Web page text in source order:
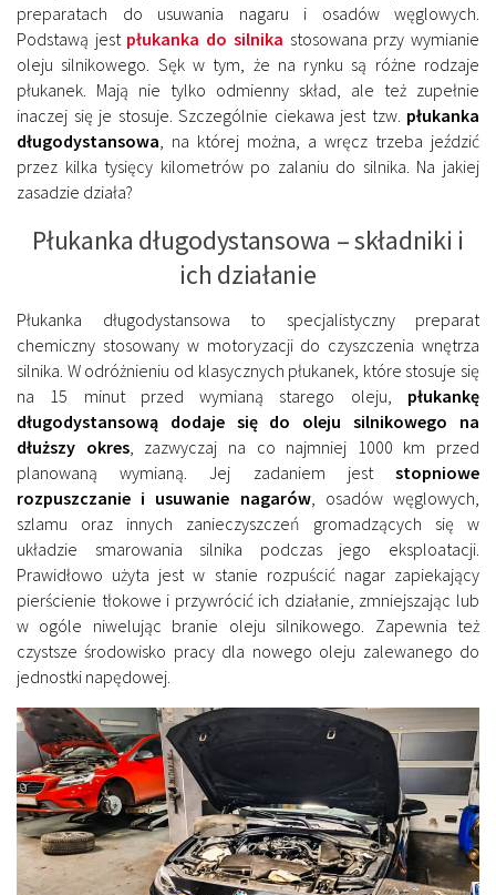
preparatach do usuwania nagaru i osadów węglowych.
Podstawą jest płukanka do silnika stosowana przy wymianie
oleju silnikowego. Sęk w tym, że na rynku są różne rodzaje
płukanek. Mają nie tylko odmienny skład, ale też zupełnie
inaczej się je stosuje. Szczególnie ciekawa jest tzw. płukanka
długodystansowa , na której można, a wręcz trzeba jeździć
przez kilka tysięcy kilometrów po zalaniu do silnika. Na jakiej
zasadzie działa?
Płukanka długodystansowa – składniki i
ich działanie
Płukanka długodystansowa to specjalistyczny preparat
chemiczny stosowany w motoryzacji do czyszczenia wnętrza
silnika. W odróżnieniu od klasycznych płukanek, które stosuje się
na 15 minut przed wymianą starego oleju, płukankę
długodystansową dodaje się do oleju silnikowego na
dłuższy okres, zazwyczaj na co najmniej 1000 km przed
planowaną wymianą. Jej zadaniem jest stopniowe
rozpuszczanie i usuwanie nagarów, osadów węglowych,
szlamu oraz innych zanieczyszczeń gromadzących się w
układzie smarowania silnika podczas jego eksploatacji.
Prawidłowo użyta jest w stanie rozpuścić nagar zapiekający
pierścienie tłokowe i przywrócić ich działanie, zmniejszając lub
w ogóle niwelując branie oleju silnikowego. Zapewnia też
czystsze środowisko pracy dla nowego oleju zalewanego do
jednostki napędowej.